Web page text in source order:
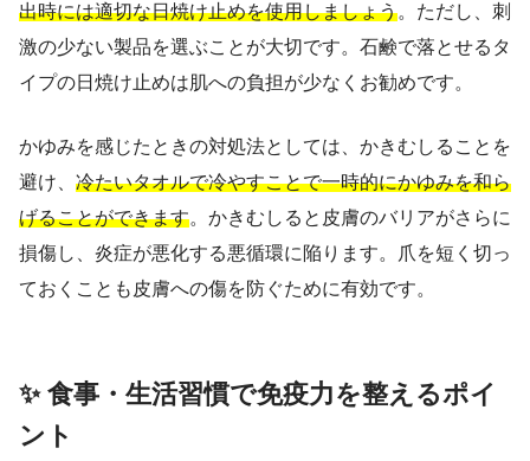
出時には適切な日焼け止めを使用しましょう。ただし、刺
激の少ない製品を選ぶことが大切です。石鹸で落とせるタ
イプの日焼け止めは肌への負担が少なくお勧めです。
かゆみを感じたときの対処法としては、かきむしることを
避け、 冷たいタオルで冷やすことで一時的にかゆみを和ら
げることができます。かきむしると皮膚のバリアがさらに
損傷し、炎症が悪化する悪循環に陥ります。爪を短く切っ
ておくことも皮膚への傷を防ぐために有効です。
✨ 食事・生活習慣で免疫力を整えるポイ
ント